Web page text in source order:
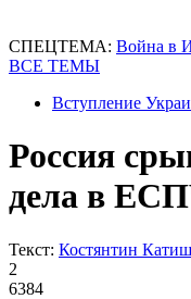
СПЕЦТЕМА: Война в
ВСЕ ТЕМЫ
Вступление
Россия
дела в
Текст: Костянтин
2
6384